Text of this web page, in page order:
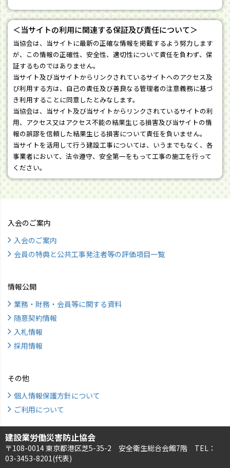
＜当サイトの利用に関連する保証及び責任について＞
当協会は、当サイトに最新の正確な情報を掲載するよう努力します
が、この情報の正確性、安全性、適切性について責任を負わず、保
証するものではありません。
当サイト及び当サイトからリンクされているサイトへのアクセス及
び利用する方は、自己の責任及び善良なる管理者の注意義務に基づ
き利用することに同意したとみなします。
当協会は、当サイト及び当サイトからリンクされているサイトの利
用、アクセス又はアクセス不能の結果生じる損害及び当サイトの情
報の誤謬を信頼した結果生じる損害について責任を負いません。
当サイトを活用して行う建設工事については、いうまでもなく、各
事業者において、法令遵守、安全第一をもって工事の施工を行って
ください。
入会のご案内
入会のご案内
会員の特典と公共工事発注者等の評価項目一覧
情報公開
業務・財務・会員等に関する資料
随意契約情報
入札情報
採用情報
その他
個人情報保護方針について
ご利用について
建設業労働災害防止協会
〒108-0014 東京都港区芝5-35-2 安全衛生総合会館7階 TEL：
03-3453-8201(代表)